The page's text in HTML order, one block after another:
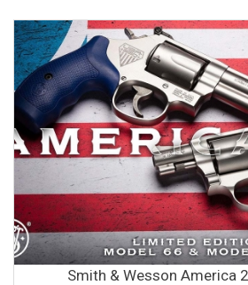
Smith & Wesson America